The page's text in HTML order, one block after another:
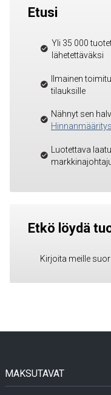
Etusi
Yli 35 000
lähetettäväksi
Ilmainen
tilauksille
Nähnyt sen
Luotettava
Etkö löydä
Kirjoita meille
MAKSUTAVAT